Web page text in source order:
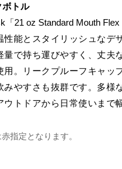
トル
「21 oz Standard Mouth Flex
性能とスタイリッシュなデ
量で持ち運びやすく、丈夫
用。リークプルーフキャッ
みやすさも抜群です。多様
ウトドアから日常使いまで
指定となります。